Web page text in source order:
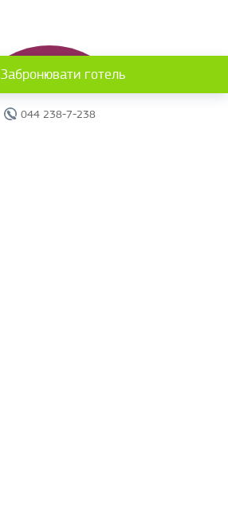
044 238-7-238
Забронювати готель